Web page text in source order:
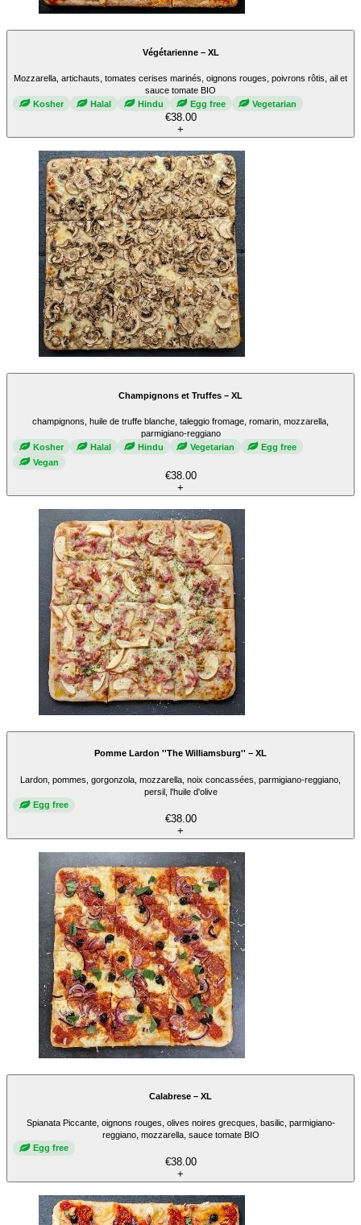
Végétarienne – XL
Mozzarella, artichauts, tomates cerises marinés, oignons rouges, poivrons rôtis, ail et
sauce tomate BIO
Kosher
Halal Hindu Egg free Vegetarian
€38.00
+
Champignons et Truffes – XL
champignons, huile de truffe blanche, taleggio fromage, romarin, mozzarella,
parmigiano-reggiano
Kosher
Halal Hindu Vegetarian
Egg free
Vegan
€38.00
+
Pomme Lardon ''The Williamsburg'' – XL
Lardon, pommes, gorgonzola, mozzarella, noix concassées, parmigiano-reggiano,
persil, l'huile d'olive
Egg free
€38.00
+
Calabrese – XL
Spianata Piccante, oignons rouges, olives noires grecques, basilic, parmigiano-
reggiano, mozzarella, sauce tomate BIO
Egg free
€38.00
+